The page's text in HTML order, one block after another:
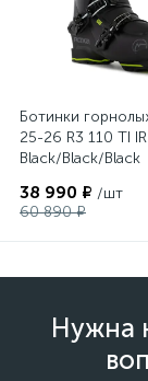
Ботинки
25-26 R3 110 TI
Black/Black/Black
38 990 ₽ /шт
60 890 ₽
Нужна